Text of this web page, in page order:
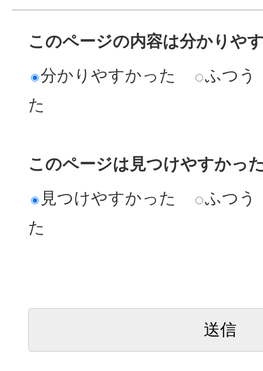
このページの内容は分かりや
分かりやすかった
ふつう
た
このページは見つけやすかっ
見つけやすかった
ふつう
た